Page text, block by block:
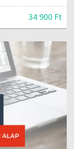
34 900 Ft